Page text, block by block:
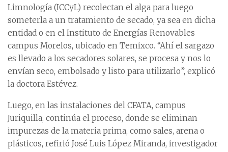
Limnología (ICCyL) recolectan el alga para luego
someterla a un tratamiento de secado, ya sea en dicha
entidad o en el Instituto de Energías Renovables
campus Morelos, ubicado en Temixco. “Ahí el sargazo
es llevado a los secadores solares, se procesa y nos lo
envían seco, embolsado y listo para utilizarlo”, explicó
la doctora Estévez.
Luego, en las instalaciones del CFATA, campus
Juriquilla, continúa el proceso, donde se eliminan
impurezas de la materia prima, como sales, arena o
plásticos, refirió José Luis López Miranda, investigador